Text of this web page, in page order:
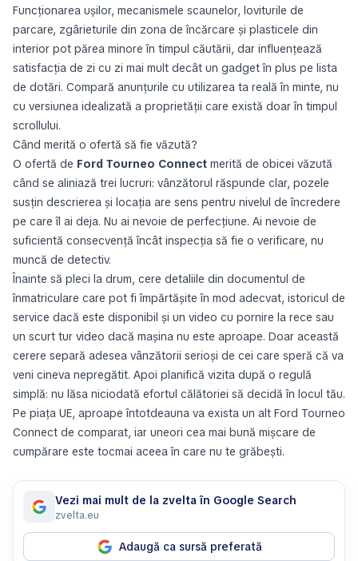
Funcționarea ușilor, mecanismele scaunelor, loviturile de
parcare, zgârieturile din zona de încărcare și plasticele din
interior pot părea minore în timpul căutării, dar influențează
satisfacția de zi cu zi mai mult decât un gadget în plus pe lista
de dotări. Compară anunțurile cu utilizarea ta reală în minte, nu
cu versiunea idealizată a proprietății care există doar în timpul
scrollului.
Când merită o ofertă să fie văzută?
O ofertă de Ford Tourneo Connect merită de obicei văzută
când se aliniază trei lucruri: vânzătorul răspunde clar, pozele
susțin descrierea și locația are sens pentru nivelul de încredere
pe care îl ai deja. Nu ai nevoie de perfecțiune. Ai nevoie de
suficientă consecvență încât inspecția să fie o verificare, nu
muncă de detectiv.
Înainte să pleci la drum, cere detaliile din documentul de
înmatriculare care pot fi împărtășite în mod adecvat, istoricul de
service dacă este disponibil și un video cu pornire la rece sau
un scurt tur video dacă mașina nu este aproape. Doar această
cerere separă adesea vânzătorii serioși de cei care speră că va
veni cineva nepregătit. Apoi planifică vizita după o regulă
simplă: nu lăsa niciodată efortul călătoriei să decidă în locul tău.
Pe piața UE, aproape întotdeauna va exista un alt Ford Tourneo
Connect de comparat, iar uneori cea mai bună mișcare de
cumpărare este tocmai aceea în care nu te grăbești.
Vezi mai mult de la zvelta în Google Search
zvelta.eu
Adaugă ca sursă preferată